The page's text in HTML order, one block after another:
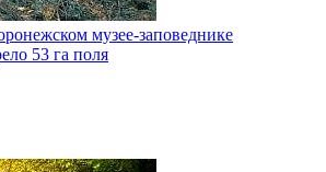
музее-заповеднике
53 га поля